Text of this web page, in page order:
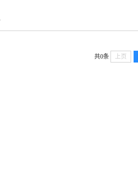
共0条 上页